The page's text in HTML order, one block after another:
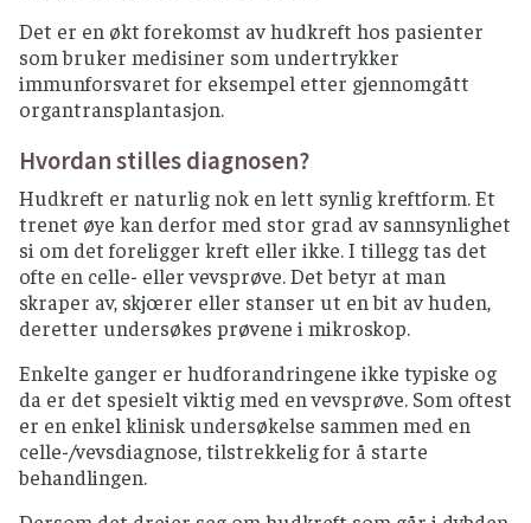
Det er en økt forekomst av hudkreft hos pasienter
som bruker medisiner som undertrykker
immunforsvaret for eksempel etter gjennomgått
organtransplantasjon.
Hvordan stilles diagnosen?
Hudkreft er naturlig nok en lett synlig kreftform. Et
trenet øye kan derfor med stor grad av sannsynlighet
si om det foreligger kreft eller ikke. I tillegg tas det
ofte en celle- eller vevsprøve. Det betyr at man
skraper av, skjœrer eller stanser ut en bit av huden,
deretter undersøkes prøvene i mikroskop.
Enkelte ganger er hudforandringene ikke typiske og
da er det spesielt viktig med en vevsprøve. Som oftest
er en enkel klinisk undersøkelse sammen med en
celle-/vevsdiagnose, tilstrekkelig for å starte
behandlingen.